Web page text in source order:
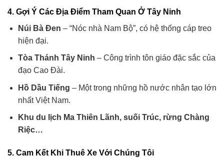
4. Gợi Ý Các Địa Điểm Tham Quan Ở Tây Ninh
Núi Bà Đen – “Nóc nhà Nam Bộ”, có hệ thống cáp treo
hiện đại.
Tòa Thánh Tây Ninh – Công trình tôn giáo đặc sắc của
đạo Cao Đài.
Hồ Dầu Tiếng – Một trong những hồ nước nhân tạo lớn
nhất Việt Nam.
Khu du lịch Ma Thiên Lãnh, suối Trúc, rừng Chàng
Riệc…
5. Cam Kết Khi Thuê Xe Với Chúng Tôi